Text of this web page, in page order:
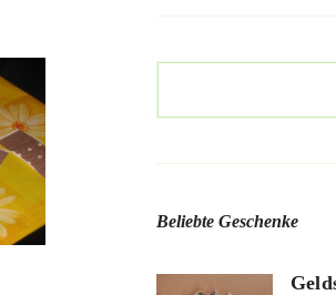
Beliebte Geschenke